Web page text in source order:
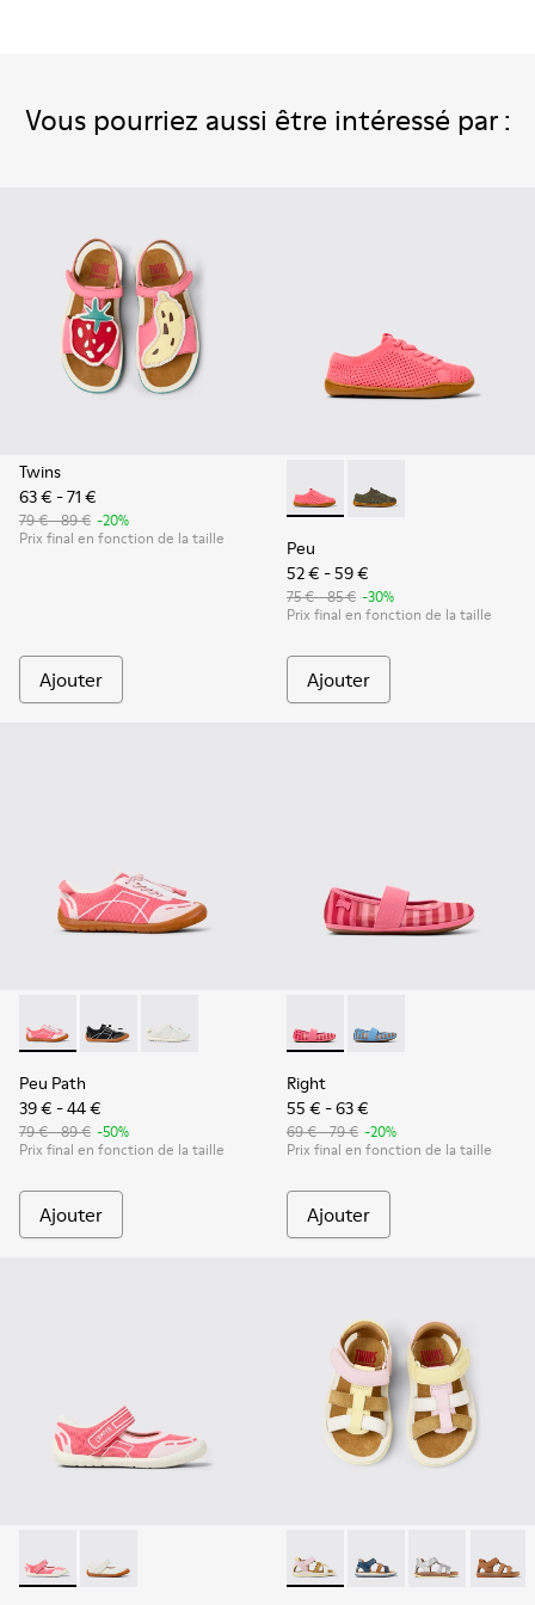
Vous pourriez aussi être intéressé par :
Twins
63 € - 71 €
79 € - 89 € -20%
Prix final en fonction de la taille
Ajouter
Peu - K800690-002 -
Peu - K800690-003
Peu
52 € - 59 €
75 € - 85 € -30%
Prix final en fonction de la taille
Ajouter
Peu Path - K800691-003 - Baskets en textile et cuir roses
Peu Path - K800691-002
Peu Path - K800691-001 - Baskets blanches
Peu Path
39 € - 44 €
79 € - 89 € -50%
Prix final en fonction de la taille
Ajouter
Right - K800696-001 -
Right - K800696-002
Right
55 € - 63 €
69 € - 79 € -20%
Prix final en fonction de la taille
Ajouter
Peu Path - K800692-002 - Chaussures pour enfants en
Peu Path - K800692-001 - Chaussures pour enfants
Twins - K800628-008 -
Twins - K800628-007
Twins -Twins